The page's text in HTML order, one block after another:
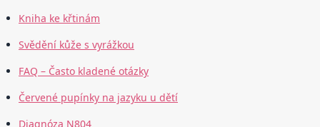
Kniha ke křtinám
Svědění kůže s vyrážkou
FAQ – Často kladené otázky
Červené pupínky na jazyku u dětí
Diagnóza N804